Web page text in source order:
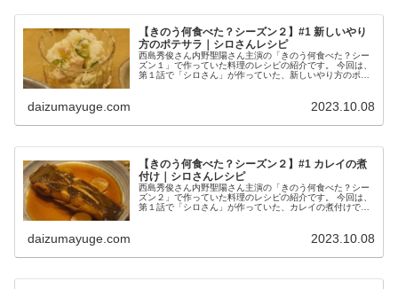
【きのう何食べた？シーズン２】#1 新しいやり
方のポテサラ｜シロさんレシピ
西島秀俊さん内野聖陽さん主演の「きのう何食べた？シー
ズン１」で作っていた料理のレシピの紹介です。 今回は、
第１話で「シロさん」が作っていた、新しいやり方のポテ
daizumayuge.com 2023.10.08
【きのう何食べた？シーズン２】#1 カレイの煮
付け｜シロさんレシピ
西島秀俊さん内野聖陽さん主演の「きのう何食べた？シー
ズン２」で作っていた料理のレシピの紹介です。 今回は、
第１話で「シロさん」が作っていた、カレイの煮付けで
daizumayuge.com 2023.10.08